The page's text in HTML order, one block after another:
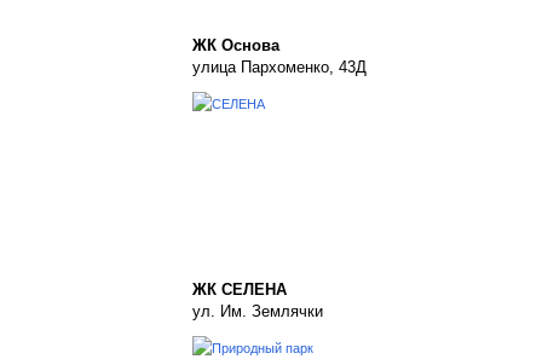
ЖК Основа
улица Пархоменко, 43Д
ЖК СЕЛЕНА
ул. Им. Землячки